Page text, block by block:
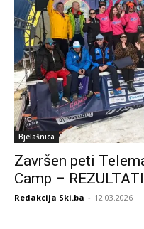
Bjelašnica
Završen peti
Camp – REZULTATI
Redakcija Ski.ba - 12.03.2026